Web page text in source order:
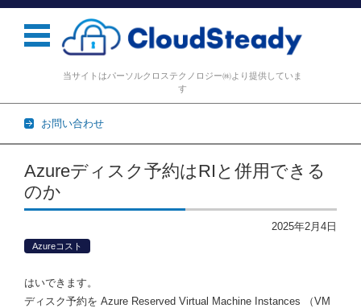
当サイトはパーソルクロステクノロジー㈱より提供していま
す
お問い合わせ
コンテンツに移動
Azureディスク予約はRIと併用できる
のか
2025年2月4日
Azureコスト
はいできます。
ディスク予約を Azure Reserved Virtual Machine Instances （VM